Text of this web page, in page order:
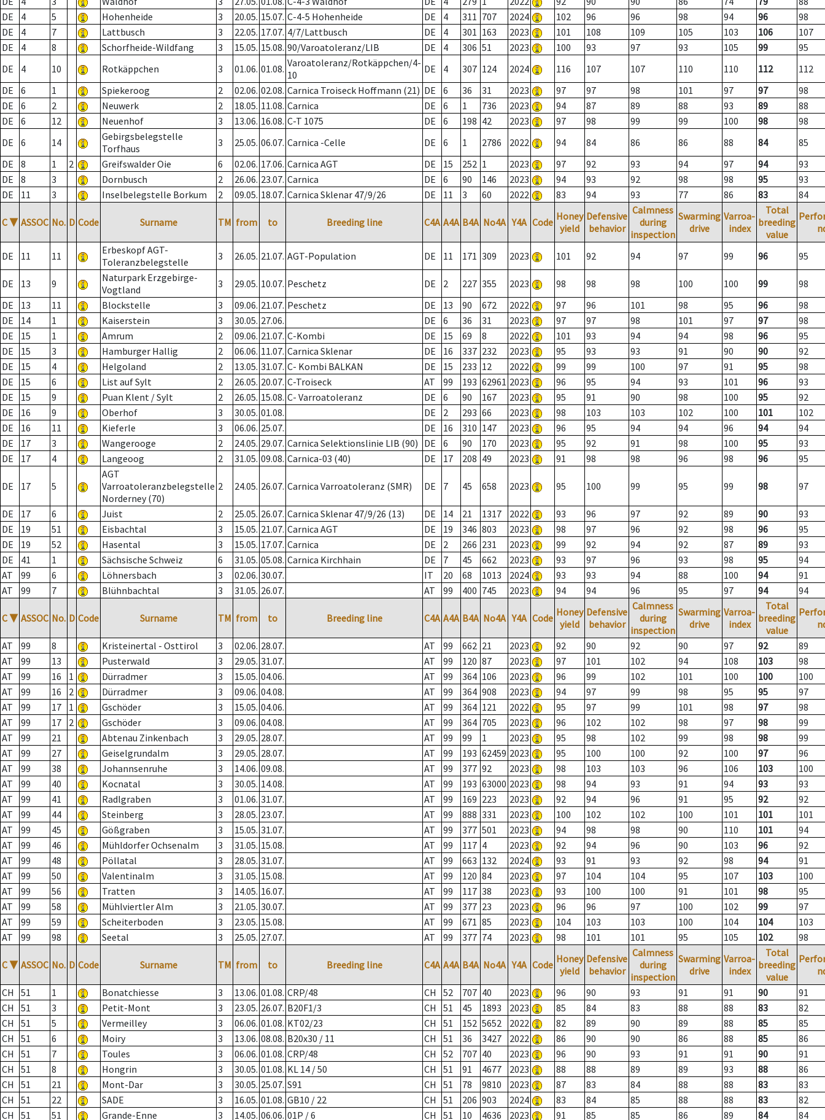
DE
4 5 Hohenheide 3 20.05. 15.07. C-4-5 Hohenheide DE 4 311 707 2024 102 96 96 98 94 96
98
DE
4 7 Lattbusch 3 22.05. 17.07. 4/7/Lattbusch DE 4 301 163 2023 101 108 109 105 103 106
107
DE
4 8 Schorfheide-Wildfang 3 15.05. 15.08. 90/Varoatoleranz/LIB DE 4 306 51 2023 100 93 97 93 105 99
95
DE
4 10 Rotkäppchen 3 01.06. 01.08. Varoatoleranz/Rotkäppchen/4-
10
DE 4 307 124 2024 116 107 107 110 110 112
112
DE
6 1 Spiekeroog 2 02.06. 02.08. Carnica Troiseck Hoffmann (21) DE 6 36 31 2023 97 97 98 101 97 97
98
DE
6 2 Neuwerk 2 18.05. 11.08. Carnica DE 6 1 736 2023 94 87 89 88 93 89
88
DE
6 12 Neuenhof 3 13.06. 16.08. C-T 1075 DE 6 198 42 2023 97 98 99 99 100 98
98
DE
6 14
Gebirgsbelegstelle
Torfhaus
3 25.05. 06.07. Carnica -Celle DE 6 1 2786 2022 94 84 86 86 88 84
85
DE
8 1 2 Greifswalder Oie 6 02.06. 17.06. Carnica AGT DE 15 252 1 2023 97 92 93 94 97 94
93
DE
8 3 Dornbusch 2 26.06. 23.07. Carnica DE 6 90 146 2023 94 93 92 98 98 95
93
DE
11 3 Inselbelegstelle Borkum 2 09.05. 18.07. Carnica Sklenar 47/9/26 DE 11 3 60 2022 83 94 93 77 86 83 84
C ▼ ASSOC No. D Code Surname TM from to Breeding line C4A A4A B4A No4A Y4A Code Honey
yield
Defensive
behavior
Calmness
during
inspection
Swarming
drive
Varroa-
index
Total
breeding
value
DE 11 11
Erbeskopf AGT-
Toleranzbelegstelle
3 26.05. 21.07. AGT-Population DE 11 171 309 2023 101 92 94 97 99 96 95
DE 13 9
Naturpark Erzgebirge-
Vogtland
3 29.05. 10.07. Peschetz DE 2 227 355 2023 98 98 98 100 100 99
98
DE
13 11 Blockstelle 3 09.06. 21.07. Peschetz DE 13 90 672 2022 97 96 101 98 95 96
98
DE
14 1 Kaiserstein 3 30.05. 27.06. DE 6 36 31 2023 97 97 98 101 97 97
98
DE
15 1 Amrum 2 09.06. 21.07. C-Kombi DE 15 69 8 2022 101 93 94 94 98 96
95
DE
15 3 Hamburger Hallig 2 06.06. 11.07. Carnica Sklenar DE 16 337 232 2023 95 93 93 91 90 90
92
DE
15 4 Helgoland 2 13.05. 31.07. C- Kombi BALKAN DE 15 233 12 2022 99 99 100 97 91 95
98
DE
15 6 List auf Sylt 2 26.05. 20.07. C-Troiseck AT 99 193 62961 2023 96 95 94 93 101 96
93
DE
15 9 Puan Klent / Sylt 2 26.05. 15.08. C- Varroatoleranz DE 6 90 167 2023 95 91 90 98 100 95
92
DE
16 9 Oberhof 3 30.05. 01.08. DE 2 293 66 2023 98 103 103 102 100 101
102
DE
16 11 Kieferle 3 06.06. 25.07. DE 16 310 147 2023 96 95 94 94 96 94
94
DE
17 3 Wangerooge 2 24.05. 29.07. Carnica Selektionslinie LIB (90) DE 6 90 170 2023 95 92 91 98 100 95
93
DE
17 4 Langeoog 2 31.05. 09.08. Carnica-03 (40) DE 17 208 49 2023 91 98 98 96 98 96 95
DE 17 5
AGT
Varroatoleranzbelegstelle
Norderney (70)
2 24.05. 26.07. Carnica Varroatoleranz (SMR) DE 7 45 658 2023 95 100 99 95 99 98 97
DE 17 6 Juist 2 25.05. 26.07. Carnica Sklenar 47/9/26 (13) DE 14 21 1317 2022 93 96 97 92 89 90
93
DE
19 51 Eisbachtal 3 15.05. 21.07. Carnica AGT DE 19 346 803 2023 98 97 96 92 98 96
95
DE
19 52 Hasental 3 15.05. 17.07. Carnica DE 2 266 231 2023 99 92 94 92 87 89
93
DE
41 1 Sächsische Schweiz 6 31.05. 05.08. Carnica Kirchhain DE 7 45 662 2023 93 97 96 93 98 95
94
AT
99 6 Löhnersbach 3 02.06. 30.07. IT 20 68 1013 2024 93 93 94 88 100 94
91
AT
99 7 Blühnbachtal 3 31.05. 26.07. AT 99 400 745 2023 94 94 96 95 97 94 94
C ▼ ASSOC No. D Code Surname TM from to Breeding line C4A A4A B4A No4A Y4A Code Honey
yield
Defensive
behavior
Calmness
during
inspection
Swarming
drive
Varroa-
index
Total
breeding
value
AT
99 8 Kristeinertal - Osttirol 3 02.06. 28.07. AT 99 662 21 2023 92 90 92 90 97 92
89
AT
99 13 Pusterwald 3 29.05. 31.07. AT 99 120 87 2023 97 101 102 94 108 103
98
AT
99 16 1 Dürradmer 3 15.05. 04.06. AT 99 364 106 2023 96 99 102 101 100 100
100
AT
99 16 2 Dürradmer 3 09.06. 04.08. AT 99 364 908 2023 94 97 99 98 95 95
97
AT
99 17 1 Gschöder 3 15.05. 04.06. AT 99 364 121 2022 95 97 99 101 98 97
98
AT
99 17 2 Gschöder 3 09.06. 04.08. AT 99 364 705 2023 96 102 102 98 97 98
99
AT
99 21 Abtenau Zinkenbach 3 29.05. 28.07. AT 99 99 1 2023 95 98 102 99 98 98
99
AT
99 27 Geiselgrundalm 3 29.05. 28.07. AT 99 193 62459 2023 95 100 100 92 100 97
96
AT
99 38 Johannsenruhe 3 14.06. 09.08. AT 99 377 92 2023 98 103 103 96 106 103
100
AT
99 40 Kocnatal 3 30.05. 14.08. AT 99 193 63000 2023 98 94 93 91 94 93
93
AT
99 41 Radlgraben 3 01.06. 31.07. AT 99 169 223 2023 92 94 96 91 95 92
92
AT
99 44 Steinberg 3 28.05. 23.07. AT 99 888 331 2023 100 102 102 100 101 101
101
AT
99 45 Gößgraben 3 15.05. 31.07. AT 99 377 501 2023 94 98 98 90 110 101
94
AT
99 46 Mühldorfer Ochsenalm 3 31.05. 15.08. AT 99 117 4 2023 92 94 96 90 103 96
92
AT
99 48 Pöllatal 3 28.05. 31.07. AT 99 663 132 2024 93 91 93 92 98 94
91
AT
99 50 Valentinalm 3 31.05. 15.08. AT 99 120 84 2023 97 104 104 95 107 103
100
AT
99 56 Tratten 3 14.05. 16.07. AT 99 117 38 2023 93 100 100 91 101 98
95
AT
99 58 Mühlviertler Alm 3 21.05. 30.07. AT 99 377 23 2023 96 96 97 100 102 99
97
AT
99 59 Scheiterboden 3 23.05. 15.08. AT 99 671 85 2023 104 103 103 100 104 104
103
AT
99 98 Seetal 3 25.05. 27.07. AT 99 377 74 2023 98 101 101 95 105 102 98
C ▼ ASSOC No. D Code Surname TM from to Breeding line C4A A4A B4A No4A Y4A Code Honey
yield
Defensive
behavior
Calmness
during
inspection
Swarming
drive
Varroa-
index
Total
breeding
value
CH
51 1 Bonatchiesse 3 13.06. 01.08. CRP/48 CH 52 707 40 2023 96 90 93 91 91 90
91
CH
51 3 Petit-Mont 3 23.05. 26.07. B20F1/3 CH 51 45 1893 2023 85 84 83 88 88 83
82
CH
51 5 Vermeilley 3 06.06. 01.08. KT02/23 CH 51 152 5652 2022 82 89 90 89 88 85
85
CH
51 6 Moiry 3 13.06. 08.08. B20x30 / 11 CH 51 36 3427 2022 86 90 90 86 88 85
86
CH
51 7 Toules 3 06.06. 01.08. CRP/48 CH 52 707 40 2023 96 90 93 91 91 90
91
CH
51 8 Hongrin 3 30.05. 01.08. KL 14 / 50 CH 51 91 4677 2023 88 88 89 89 93 88
86
CH
51 21 Mont-Dar 3 30.05. 25.07. S91 CH 51 78 9810 2023 87 83 84 88 88 83
83
CH
51 22 SADE 3 16.05. 01.08. GB10 / 22 CH 51 206 903 2024 83 84 85 88 88 83
82
CH
51 51 Grande-Enne 3 14.05. 06.06. 01P / 6 CH 51 10 4636 2023 91 85 85 86 89 84 84